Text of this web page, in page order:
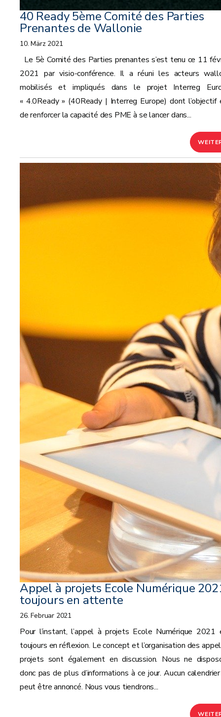
40 Ready 5ème Comité des Parties
Prenantes de Wallonie
10. März 2021
Le 5è Comité des Parties prenantes s’est tenu ce 11
2021 par visio-conférence. Il a réuni les acteurs
mobilisés et impliqués dans le projet Interreg
« 4.0Ready » (40Ready | Interreg Europe) dont l’objectif
de renforcer la capacité des PME à se lancer dans...
Appel à projets Ecole Numérique
toujours en attente
26. Februar 2021
Pour l’instant, l’appel à projets Ecole Numérique 2021
toujours en réflexion. Le concept et l’organisation des
projets sont également en discussion. Nous ne
donc pas de plus d’informations à ce jour. Aucun
peut être annoncé. Nous vous tiendrons...